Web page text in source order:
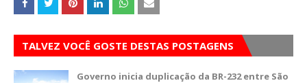
TALVEZ VOCÊ GOSTE DESTAS POSTAGENS
Governo inicia duplicação da BR-232 entre São